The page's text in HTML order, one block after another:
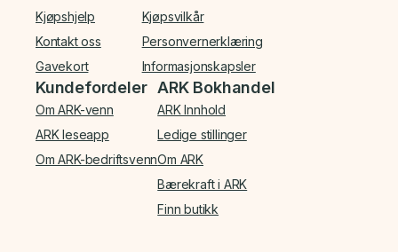
Kjøpshjelp
Kontakt oss
Gavekort
Kjøpsvilkår
Personvernerklæring
Informasjonskapsler
Kundefordeler
Om ARK-venn
ARK leseapp
Om ARK-bedriftsvenn
ARK Bokhandel
ARK Innhold
Ledige stillinger
Om ARK
Bærekraft i ARK
Finn butikk